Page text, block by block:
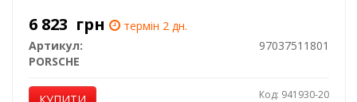
6 823 грн
термін 2 дн.
Артикул:
97037511801
PORSCHE
Код: 941930-20